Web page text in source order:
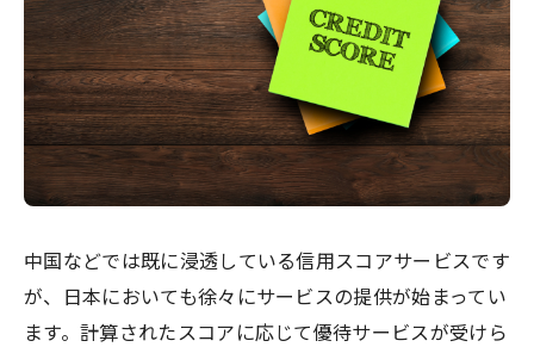
中国などでは既に浸透している信用スコアサービスです
が、日本においても徐々にサービスの提供が始まってい
ます。計算されたスコアに応じて優待サービスが受けら